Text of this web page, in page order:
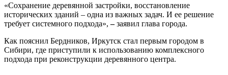
«Сохранение деревянной застройки, восстановление
исторических зданий – одна из важных задач. И ее решение
требует системного подхода»,–заявил глава города.
Как пояснил Бердников, Иркутск стал первым городом в
Сибири, где приступили к использованию комплексного
подхода при реконструкции деревянного центра.